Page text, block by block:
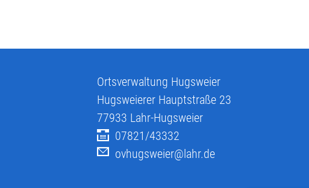
Ortsverwaltung Hugsweier
Hugsweierer Hauptstraße 23
77933 Lahr-Hugsweier
07821/43332
ovhugsweier@lahr.de